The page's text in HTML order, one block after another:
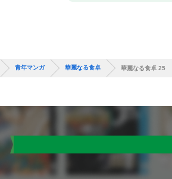
青年マンガ 華麗なる食卓 華麗なる食卓 25